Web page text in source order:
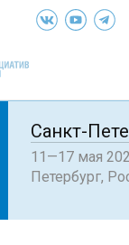
Санкт-
11—17 мая
Петербург,